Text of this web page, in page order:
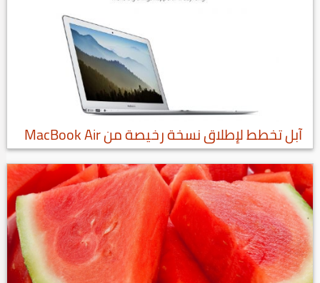
آبل تخطط لإطلاق نسخة رخيصة من MacBook Air